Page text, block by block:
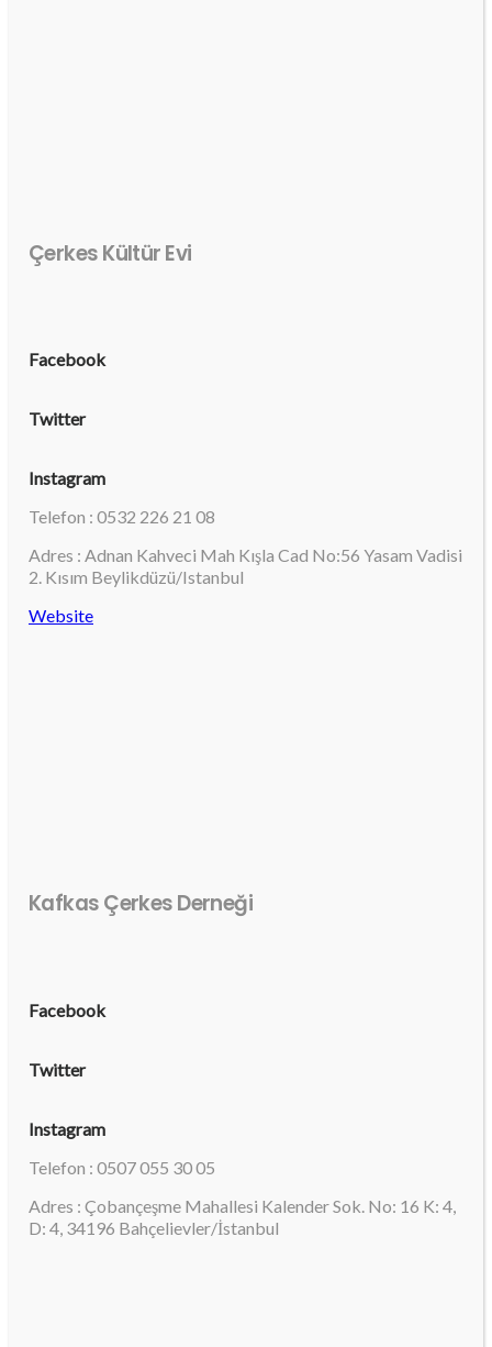
Çerkes Kültür Evi
Facebook
Twitter
Instagram
Telefon : 0532 226 21 08
Adres : Adnan Kahveci Mah Kışla Cad No:56 Yasam Vadisi
2. Kısım Beylikdüzü/Istanbul
Website
Kafkas Çerkes Derneği
Facebook
Twitter
Instagram
Telefon : 0507 055 30 05
Adres : Çobançeşme Mahallesi Kalender Sok. No: 16 K: 4,
D: 4, 34196 Bahçelievler/İstanbul